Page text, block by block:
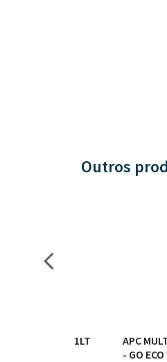
Outros
APC MULTIPRO
- GO ECO WASH